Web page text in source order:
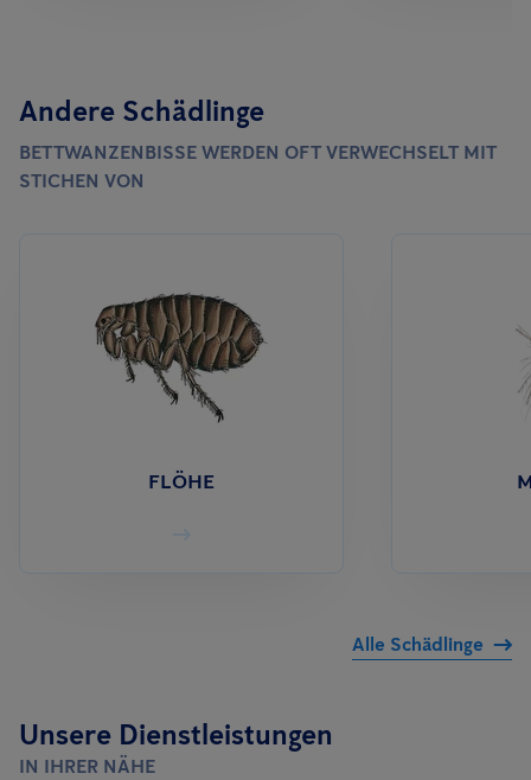
Andere Schädlinge
BETTWANZENBISSE WERDEN OFT VERWECHSELT MIT
STICHEN VON
FLÖHE
Alle Schädlinge
Unsere Dienstleistungen
IN IHRER NÄHE